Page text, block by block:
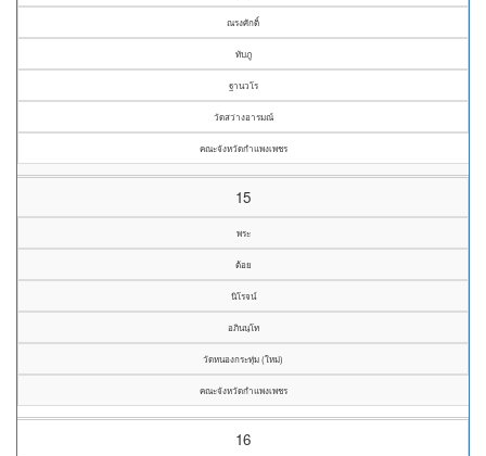
ณรงศักดิ์
ทับภู
ฐานวโร
วัดสว่างอารมณ์
คณะจังหวัดกำแพงเพชร
15
พระ
ต้อย
นิโรจน์
อภินนฺโท
วัดหนองกระทุ่ม (ใหม่)
คณะจังหวัดกำแพงเพชร
16